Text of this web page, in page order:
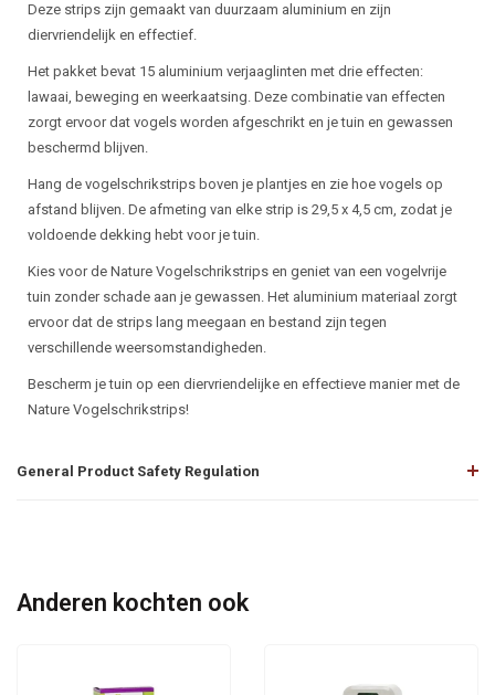
Deze strips zijn gemaakt van duurzaam aluminium en zijn
diervriendelijk en effectief.
Het pakket bevat 15 aluminium verjaaglinten met drie effecten:
lawaai, beweging en weerkaatsing. Deze combinatie van effecten
zorgt ervoor dat vogels worden afgeschrikt en je tuin en gewassen
beschermd blijven.
Hang de vogelschrikstrips boven je plantjes en zie hoe vogels op
afstand blijven. De afmeting van elke strip is 29,5 x 4,5 cm, zodat je
voldoende dekking hebt voor je tuin.
Kies voor de Nature Vogelschrikstrips en geniet van een vogelvrije
tuin zonder schade aan je gewassen. Het aluminium materiaal zorgt
ervoor dat de strips lang meegaan en bestand zijn tegen
verschillende weersomstandigheden.
Bescherm je tuin op een diervriendelijke en effectieve manier met de
Nature Vogelschrikstrips!
General Product Safety Regulation
Anderen kochten ook